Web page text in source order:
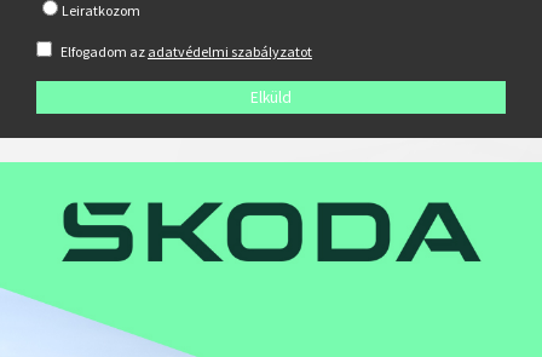
Leiratkozom
Elfogadom az adatvédelmi szabályzatot